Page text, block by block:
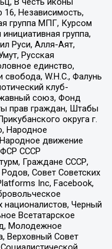
Независимость,
группа МПГ, Курсом
группа,
Руси, Алля-Аят,
Русская
единство,
W.H.С., Фалунь
клуб-
союз, Фонд
прав граждан, Штабы
округа г.
Народное
движение
СССР
Граждане СССР,
Совет Советских
Inc, Facebook,
националистов, Черный
Всетатарское
Молодежное
Верховный Совет